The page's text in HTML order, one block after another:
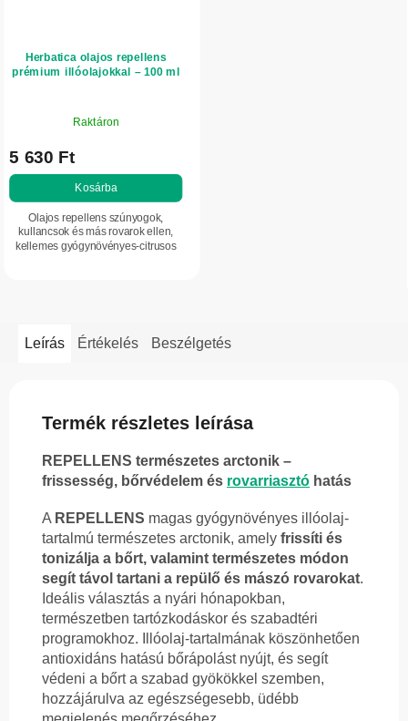
Herbatica olajos repellens
prémium illóolajokkal – 100 ml
Raktáron
5 630 Ft
Kosárba
Olajos repellens szúnyogok,
kullancsok és más rovarok ellen,
kellemes gyógynövényes-citrusos
Leírás Értékelés Beszélgetés
Termék részletes leírása
REPELLENS természetes arctonik –
frissesség, bőrvédelem és rovarriasztó hatás
A REPELLENS magas gyógynövényes illóolaj-
tartalmú természetes arctonik, amely frissíti és
tonizálja a bőrt, valamint természetes módon
segít távol tartani a repülő és mászó rovarokat.
Ideális választás a nyári hónapokban,
természetben tartózkodáskor és szabadtéri
programokhoz. Illóolaj-tartalmának köszönhetően
antioxidáns hatású bőrápolást nyújt, és segít
védeni a bőrt a szabad gyökökkel szemben,
hozzájárulva az egészségesebb, üdébb